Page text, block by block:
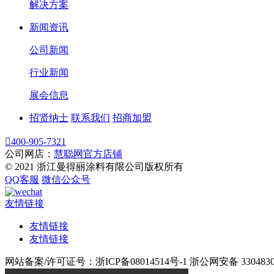
解决方案
新闻资讯
公司新闻
行业新闻
展会信息
招贤纳士 联系我们 招商加盟
400-905-7321
公司网店： 慧聪网官方店铺
© 2021 浙江曼得丽涂料有限公司版权所有
QQ客服 微信公众号
友情链接
友情链接
友情链接
网站备案/许可证号：浙ICP备08014514号-1 浙公网安备